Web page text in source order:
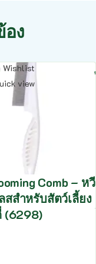
ง
Wishlist
view
Comb – หวี
สสำหรับสัตว์เลี้ยง
(6298)